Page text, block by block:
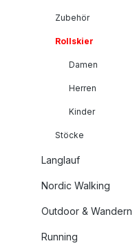
Zubehör
Rollskier
Damen
Herren
Kinder
Stöcke
Langlauf
Nordic Walking
Outdoor & Wandern
Running